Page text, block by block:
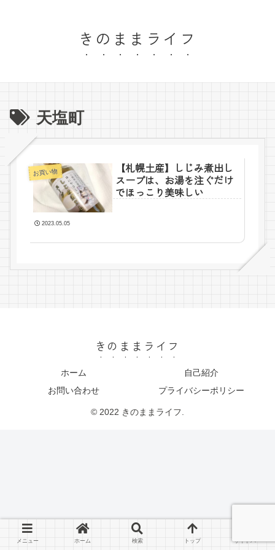
きのままライフ
天塩町
お買い物
【札幌土産】しじみ煮出し
スープは、お湯を注ぐだけ
でほっこり美味しい
2023.05.05
きのままライフ
ホーム
自己紹介
お問い合わせ
プライバシーポリシー
© 2022 きのままライフ.
メニュー ホーム 検索 トップ サイドバー